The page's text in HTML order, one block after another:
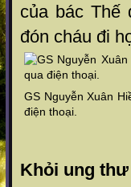
của bác Thế
đón cháu đi
GS Nguyễn Xuân
điện thoại.
Khỏi ung